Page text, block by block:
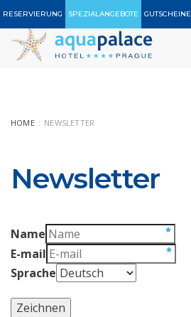
RESERVIERUNG SPEZIALANGEBOTE GUTSCHEINE
HOME NEWSLETTER
Newsletter
Name
E-mail
Sprache